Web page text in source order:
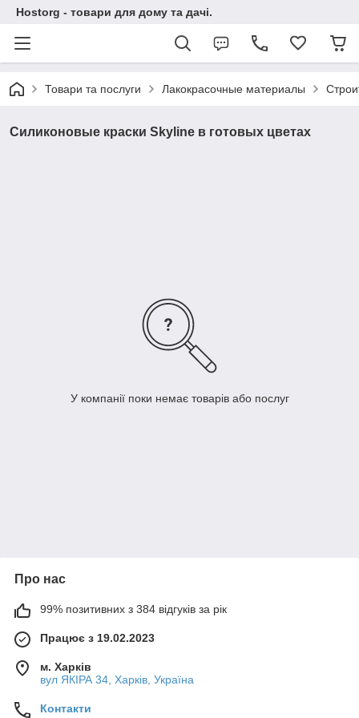
Hostorg - товари для дому та дачі.
Товари та послуги Лакокрасочные материалы
Силиконовые краски Skyline в готовых цветах
У компанії поки немає товарів або послуг
Про нас
99% позитивних з 384 відгуків за рік
Працює з 19.02.2023
м. Харків
вул ЯКІРА 34, Харків, Україна
Контакти